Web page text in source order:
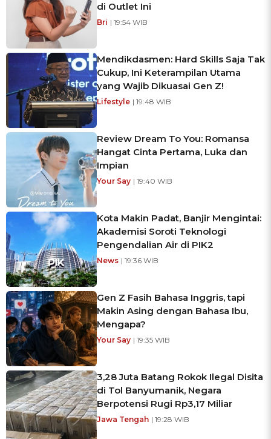
di Outlet Ini
Bri | 19:54 WIB
Mendikdasmen: Hard Skills Saja Tak
Cukup, Ini Keterampilan Utama
yang Wajib Dikuasai Gen Z!
Lifestyle | 19:48 WIB
Review Dream To You: Romansa
Hangat Cinta Pertama, Luka dan
Impian
Your Say | 19:40 WIB
Kota Makin Padat, Banjir Mengintai:
Akademisi Soroti Teknologi
Pengendalian Air di PIK2
News | 19:36 WIB
Gen Z Fasih Bahasa Inggris, tapi
Makin Asing dengan Bahasa Ibu,
Mengapa?
Your Say | 19:35 WIB
3,28 Juta Batang Rokok Ilegal Disita
di Tol Banyumanik, Negara
Berpotensi Rugi Rp3,17 Miliar
Jawa Tengah | 19:28 WIB